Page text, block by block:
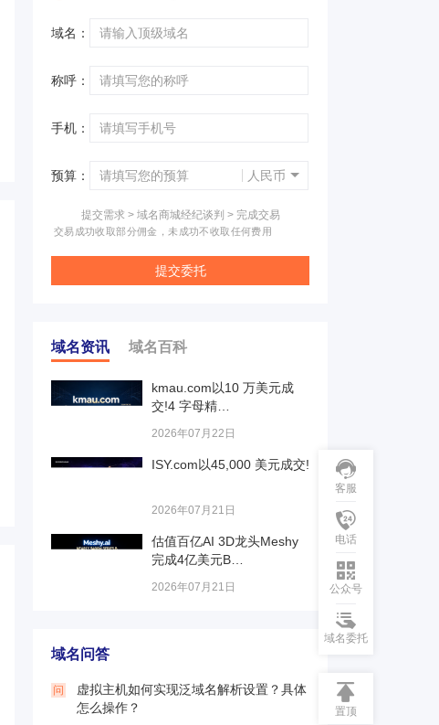
域名：
称呼：
手机：
预算： 人民币
提交需求 > 域名商城经纪谈判 > 完成交易
交易成功收取部分佣金，未成功不收取任何费用
提交委托
域名资讯 域名百科
kmau.com以10 万美元成
交!4 字母精…
2026年07月22日
ISY.com以45,000 美元成交!
2026年07月21日
估值百亿AI 3D龙头Meshy
完成4亿美元B…
2026年07月21日
域名问答
问
虚拟主机如何实现泛域名解析设置？具体
怎么操作？
客服
电话
公众号
域名委托
置顶